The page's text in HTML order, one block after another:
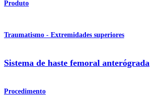
Produto
Traumatismo - Extremidades superiores
Sistema de haste femoral anterógrada
Procedimento